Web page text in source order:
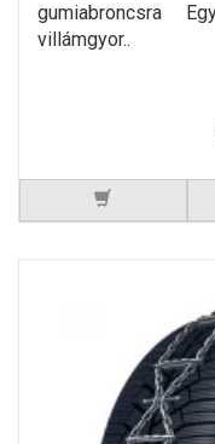
gumiabroncsra
villámgyor..